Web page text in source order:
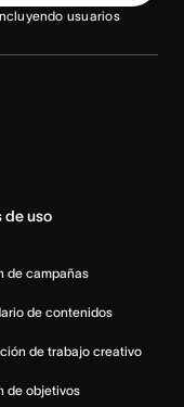
usuarios
de uso
de campañas
de contenidos
de trabajo creativo
de objetivos